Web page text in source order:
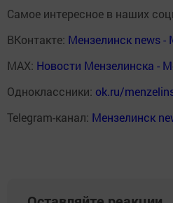
Самое интересное в наших
ВКонтакте: Мензелинск news
MAX: Новости Мензелинска -
Одноклассники: ok.ru/
Telegram-канал: Мензелинск